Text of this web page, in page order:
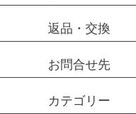
返品・交換
お問合せ先
カテゴリー